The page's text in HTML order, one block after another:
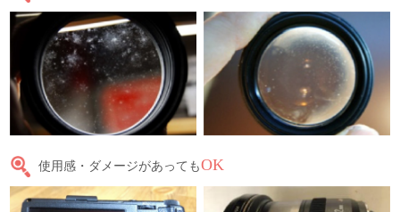
使用感・ダメージがあってもOK